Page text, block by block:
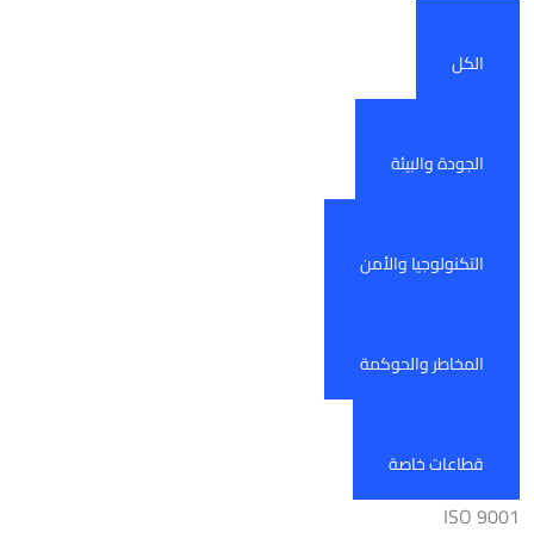
الكل
الجودة والبيئة
التكنولوجيا والأمن
المخاطر والحوكمة
قطاعات خاصة
ISO 9001